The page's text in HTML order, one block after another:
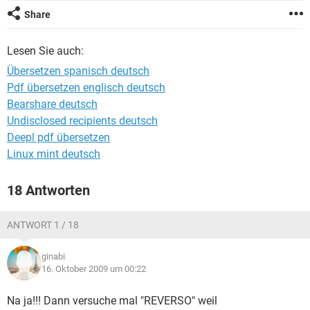
FACEBOOK
Share
Lesen Sie auch:
Übersetzen spanisch deutsch
Pdf übersetzen englisch deutsch
Bearshare deutsch
Undisclosed recipients deutsch
Deepl pdf übersetzen
Linux mint deutsch
18 Antworten
ANTWORT 1 / 18
ginabi
16. Oktober 2009 um 00:22
Na ja!!! Dann versuche mal "REVERSO" weil